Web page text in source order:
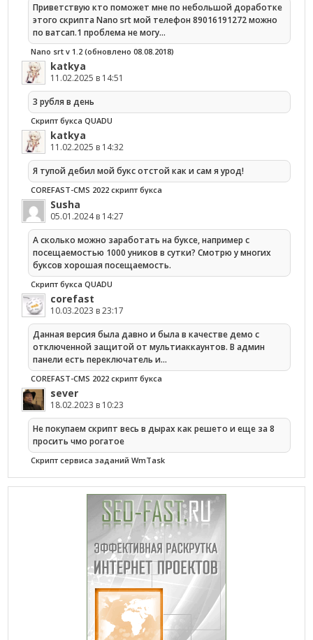
Приветствую кто поможет мне по небольшой доработке
этого скрипта Nano srt мой телефон 89016191272 можно
по ватсап.1 проблема не могу…
Nano srt v 1.2 (обновлено 08.08.2018)
katkya
11.02.2025 в 14:51
3 рубля в день
Скрипт букса QUADU
katkya
11.02.2025 в 14:32
Я тупой дебил мой букс отстой как и сам я урод!
COREFAST-CMS 2022 скрипт букса
Susha
05.01.2024 в 14:27
А сколько можно заработать на буксе, например с
посещаемостью 1000 уников в сутки? Смотрю у многих
буксов хорошая посещаемость.
Скрипт букса QUADU
corefast
10.03.2023 в 23:17
Данная версия была давно и была в качестве демо с
отключенной защитой от мультиаккаунтов. В админ
панели есть переключатель и…
COREFAST-CMS 2022 скрипт букса
sever
18.02.2023 в 10:23
Не покупаем скрипт весь в дырах как решето и еще за 8
просить чмо рогатое
Cкрипт сервиса заданий WmTask